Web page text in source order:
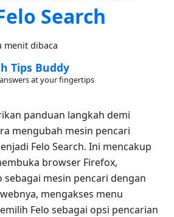
Search
menit dibaca
Tips Buddy
at your fingertips
panduan langkah demi
mengubah mesin pencari
Felo Search. Ini mencakup
browser Firefox,
sebagai mesin pencari dengan
mengakses menu
Felo sebagai opsi pencarian